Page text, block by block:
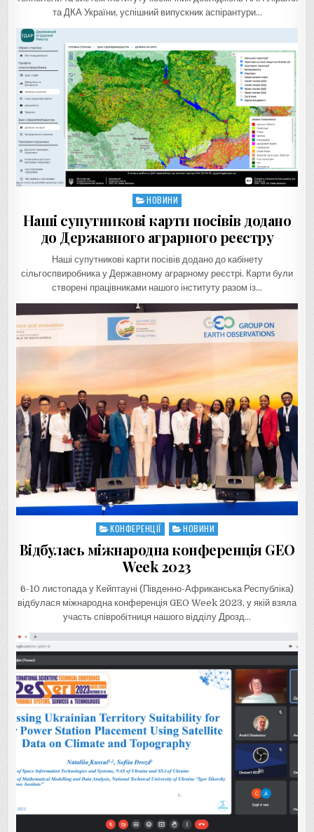
та ДКА України, успішний випускник аспірантури…
Posted
НОВИНИ
Наші супутникові карти посівів додано
до Державного аграрного реєстру
Наші супутникові карти посівів додано до кабінету
сільгоспвиробника у Державному аграрному реєстрі. Карти були
створені працівниками нашого інституту разом із…
Posted
in
КОНФЕРЕНЦІЇ НОВИНИ
Відбулась міжнародна конференція GEO
Week 2023
6-10 листопада у Кейптауні (Південно-Африканська Республіка)
відбулася міжнародна конференція GEO Week 2023, у якій взяла
участь співробітниця нашого відділу Дрозд…